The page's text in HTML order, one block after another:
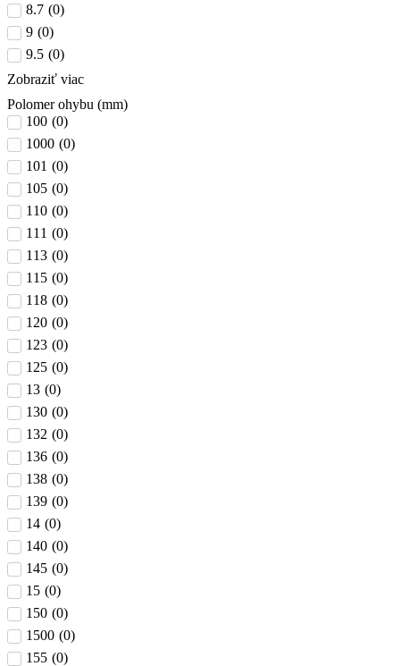
8.7 (0)
9 (0)
9.5 (0)
Zobraziť viac
Polomer ohybu (mm)
100 (0)
1000 (0)
101 (0)
105 (0)
110 (0)
111 (0)
113 (0)
115 (0)
118 (0)
120 (0)
123 (0)
125 (0)
13 (0)
130 (0)
132 (0)
136 (0)
138 (0)
139 (0)
14 (0)
140 (0)
145 (0)
15 (0)
150 (0)
1500 (0)
155 (0)